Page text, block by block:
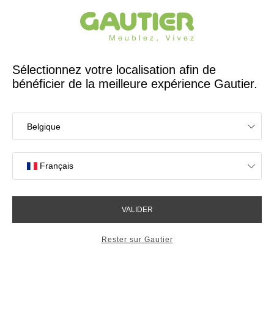
Créateur et fabricant français depuis 65 ans
Accueil Idées déco Salon